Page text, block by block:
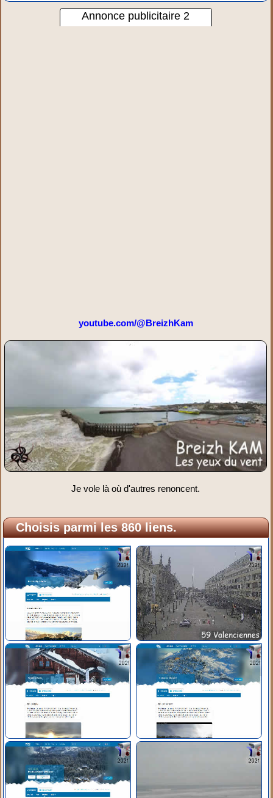
Annonce publicitaire 2
youtube.com/@BreizhKam
Je vole là où d'autres renoncent.
Choisis parmi les 860 liens.